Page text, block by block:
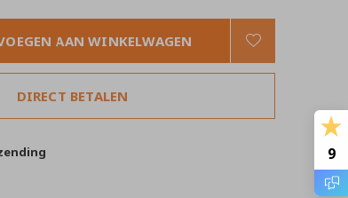
AAN WINKELWAGEN
DIRECT BETALEN
9